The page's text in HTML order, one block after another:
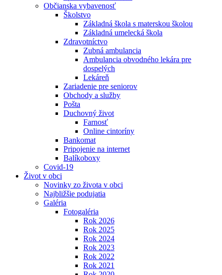
Občianska vybavenosť
Školstvo
Základná škola s materskou školou
Základná umelecká škola
Zdravotníctvo
Zubná ambulancia
Ambulancia obvodného lekára pre
dospelých
Lekáreň
Zariadenie pre seniorov
Obchody a služby
Pošta
Duchovný život
Farnosť
Online cintoríny
Bankomat
Pripojenie na internet
Balíkoboxy
Covid-19
Život v obci
Novinky zo života v obci
Najbližšie podujatia
Galéria
Fotogaléria
Rok 2026
Rok 2025
Rok 2024
Rok 2023
Rok 2022
Rok 2021